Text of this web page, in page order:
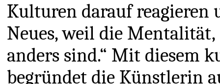
Kulturen darauf reagieren
Neues, weil die
anders sind.“ Mit diesem
begründet die Künstlerin